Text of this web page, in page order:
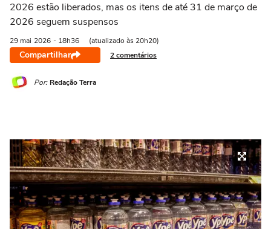
2026 estão liberados, mas os itens de até 31 de março de
2026 seguem suspensos
29 mai 2026 - 18h36 (atualizado às 20h20)
Compartilhar 2 comentários
Por: Redação Terra